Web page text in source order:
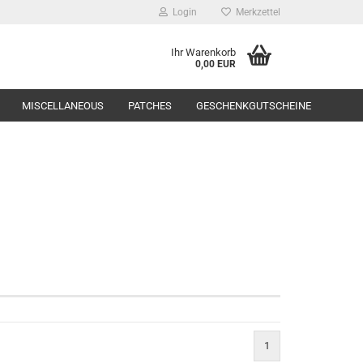
Login Merkzettel
Ihr Warenkorb
0,00 EUR
MISCELLANEOUS PATCHES GESCHENKGUTSCHEINE
1